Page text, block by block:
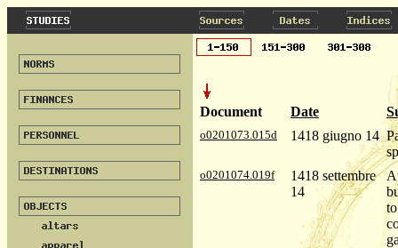
Document Date
o0201073.015d 1418 giugno 14
o0201074.019f
1418 settembre
14